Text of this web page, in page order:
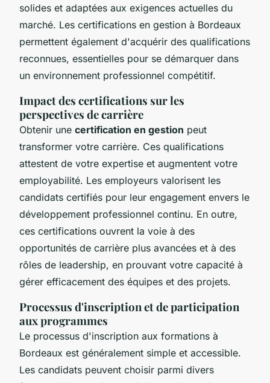
solides et adaptées aux exigences actuelles du
marché. Les certifications en gestion à Bordeaux
permettent également d'acquérir des qualifications
reconnues, essentielles pour se démarquer dans
un environnement professionnel compétitif.
Impact des certifications sur les
perspectives de carrière
Obtenir une certification en gestion peut
transformer votre carrière. Ces qualifications
attestent de votre expertise et augmentent votre
employabilité. Les employeurs valorisent les
candidats certifiés pour leur engagement envers le
développement professionnel continu. En outre,
ces certifications ouvrent la voie à des
opportunités de carrière plus avancées et à des
rôles de leadership, en prouvant votre capacité à
gérer efficacement des équipes et des projets.
Processus d'inscription et de participation
aux programmes
Le processus d'inscription aux formations à
Bordeaux est généralement simple et accessible.
Les candidats peuvent choisir parmi divers